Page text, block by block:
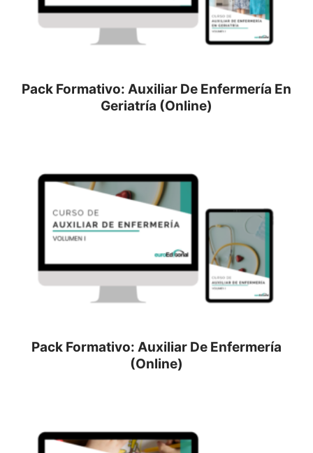
Pack Formativo: Auxiliar De Enfermería En
Geriatría (Online)
Pack Formativo: Auxiliar De Enfermería
(Online)